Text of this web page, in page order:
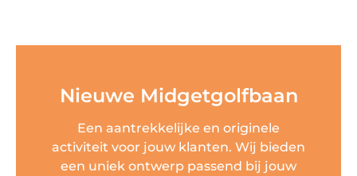
Nieuwe Midgetgolfbaan
Een aantrekkelijke en originele
activiteit voor jouw klanten. Wij bieden
een uniek ontwerp passend bij jouw